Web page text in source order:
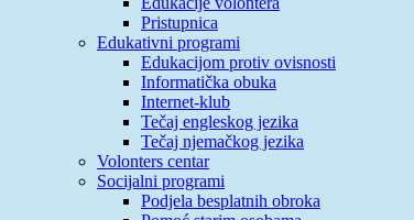
Pristupnica
Edukativni programi
Edukacijom protiv ovisnosti
Informatička obuka
Internet-klub
Tečaj engleskog jezika
Tečaj njemačkog jezika
Volonters centar
Socijalni programi
Podjela besplatnih obroka